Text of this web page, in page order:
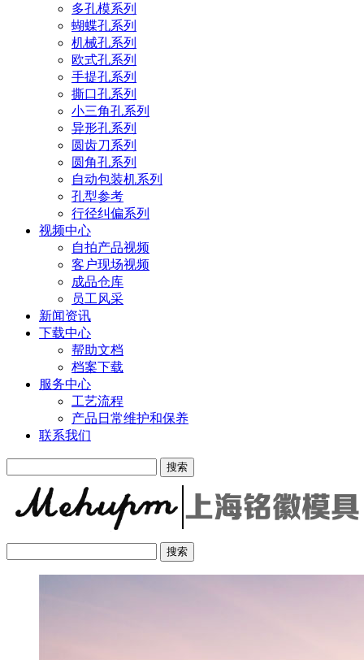
多孔模系列
蝴蝶孔系列
机械孔系列
欧式孔系列
手提孔系列
撕口孔系列
小三角孔系列
异形孔系列
圆齿刀系列
圆角孔系列
自动包装机系列
孔型参考
行径纠偏系列
视频中心
自拍产品视频
客户现场视频
成品仓库
员工风采
新闻资讯
下载中心
帮助文档
档案下载
服务中心
工艺流程
产品日常维护和保养
联系我们